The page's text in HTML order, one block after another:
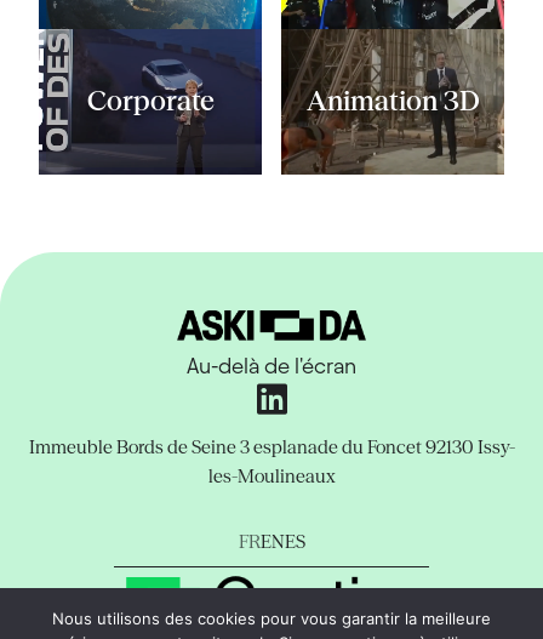
Corporate Animation 3D
Au-delà de l'écran
Immeuble Bords de Seine3 esplanade du Foncet92130 Issy-
les-Moulineaux
FRENES
Nous utilisons des cookies pour vous garantir la meilleure